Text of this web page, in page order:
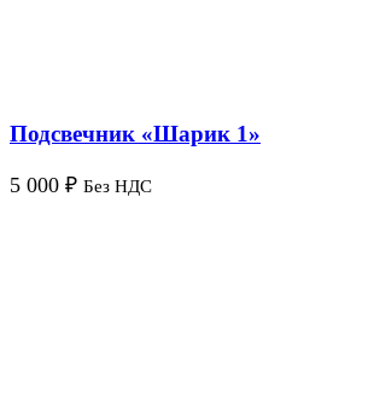
Подсвечник «Шарик 1»
5 000 ₽ Без НДС